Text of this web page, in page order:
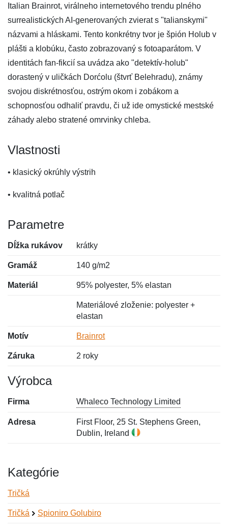
Italian Brainrot, virálneho internetového trendu plného
surrealistických AI-generovaných zvierat s "talianskymi"
názvami a hláskami. Tento konkrétny tvor je špión Holub v
plášti a klobúku, často zobrazovaný s fotoaparátom. V
identitách fan-fikcií sa uvádza ako "detektív-holub"
dorastený v uličkách Dorćolu (štvrť Belehradu), známy
svojou diskrétnosťou, ostrým okom i zobákom a
schopnosťou odhaliť pravdu, či už ide omystické mestské
záhady alebo stratené omrvinky chleba.
Vlastnosti
• klasický okrúhly výstrih
• kvalitná potlač
Parametre
Dĺžka rukávov krátky
Gramáž 140 g/m2
Materiál 95% polyester, 5% elastan
Materiálové zloženie: polyester +
elastan
Motív Brainrot
Záruka 2 roky
Výrobca
Firma Whaleco Technology Limited
Adresa
First Floor, 25 St. Stephens Green,
Dublin, Ireland
Kategórie
Tričká
Tričká Spioniro Golubiro